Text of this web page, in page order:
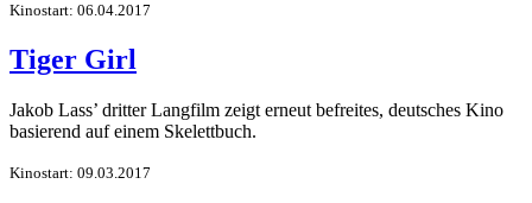
Kinostart: 06.04.2017
Tiger Girl
Jakob Lass’ dritter Langfilm zeigt erneut befreites, deutsches Kino
basierend auf einem Skelettbuch.
Kinostart: 09.03.2017